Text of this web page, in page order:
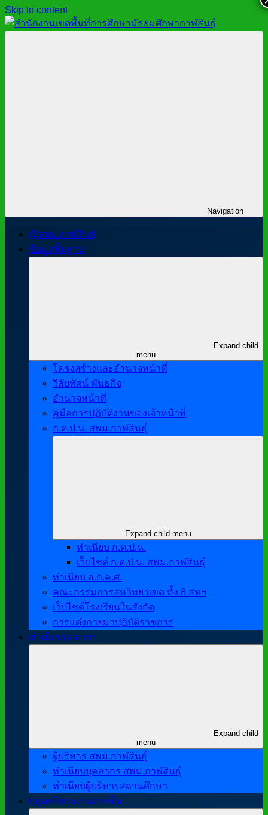
Skip to content
Navigation
@สพม.กาฬสินธุ์
ข้อมูลพื้นฐาน
Expand child
menu
โครงสร้างและอำนาจหน้าที่
วิสัยทัศน์ พันธกิจ
อำนาจหน้าที่
คู่มือการปฏิบัติงานของเจ้าหน้าที่
ก.ต.ป.น. สพม.กาฬสินธุ์
Expand child menu
ทำเนียบ ก.ต.ป.น.
เว็บไซต์ ก.ต.ป.น. สพม.กาฬสินธุ์
ทำเนียบ อ.ก.ค.ศ.
คณะกรรมการสหวิทยาเขต ทั้ง 8 สหฯ
เว็ปไซต์โรงเรียนในสังกัด
การแต่งกายมาปฏิบัติราชการ
ทำเนียบบุคลากร
Expand child
menu
ผู้บริหาร สพม.กาฬสินธุ์
ทำเนียบบุคลากร สพม.กาฬสินธุ์
ทำเนียบผู้บริหารสถานศึกษา
กลุ่มบริหารงานภายใน